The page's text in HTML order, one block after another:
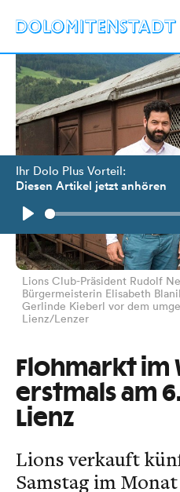
Ihr Dolo Plus Vorteil:
Diesen Artikel jetzt anhören
Play
Lions Club-Präsident Rudolf
Bürgermeisterin Elisabeth
Gerlinde Kieberl vor dem
Lienz/Lenzer
Flohmarkt im
erstmals am
Lienz
Lions verkauft
Samstag im